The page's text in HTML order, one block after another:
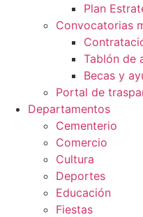
Plan
Convocatorias
Tablón de
Becas y
Portal de
Departamentos
Cementerio
Comercio
Cultura
Deportes
Educación
Fiestas